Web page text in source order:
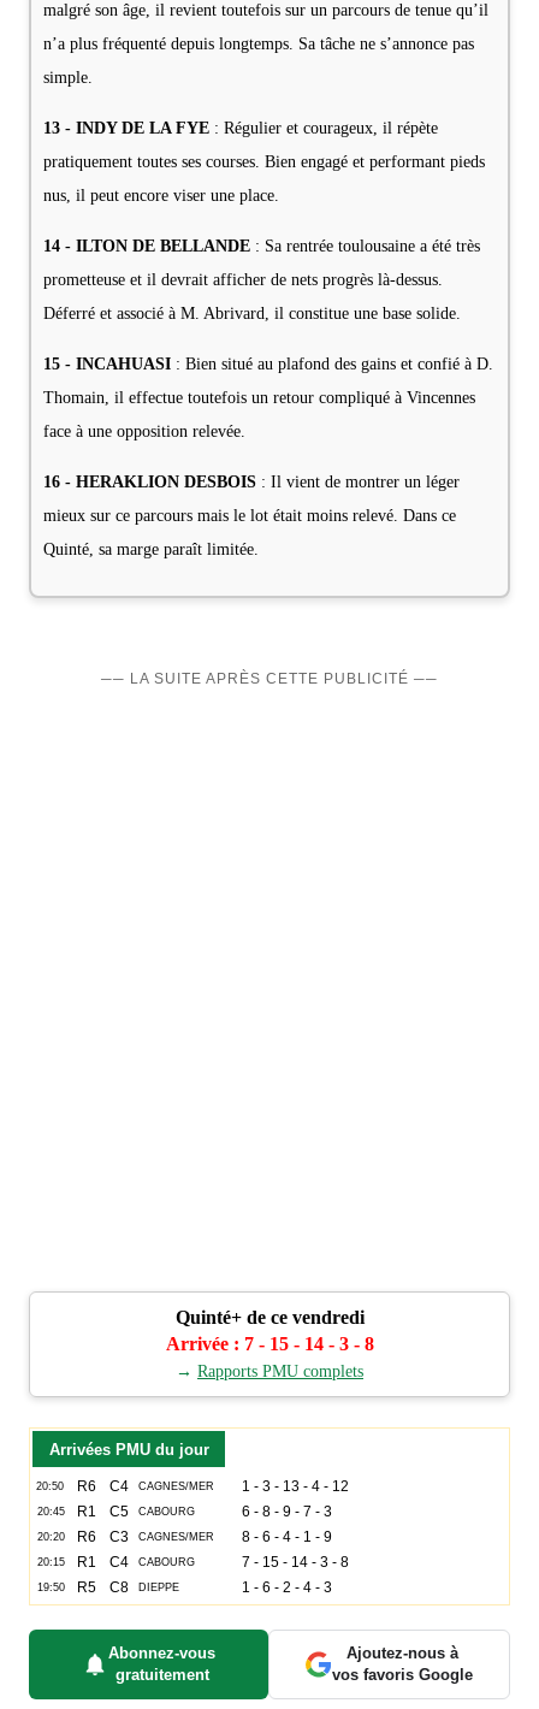
malgré son âge, il revient toutefois sur un parcours de tenue qu’il
n’a plus fréquenté depuis longtemps. Sa tâche ne s’annonce pas
simple.
13 - INDY DE LA FYE : Régulier et courageux, il répète
pratiquement toutes ses courses. Bien engagé et performant pieds
nus, il peut encore viser une place.
14 - ILTON DE BELLANDE : Sa rentrée toulousaine a été très
prometteuse et il devrait afficher de nets progrès là-dessus.
Déferré et associé à M. Abrivard, il constitue une base solide.
15 - INCAHUASI : Bien situé au plafond des gains et confié à D.
Thomain, il effectue toutefois un retour compliqué à Vincennes
face à une opposition relevée.
16 - HERAKLION DESBOIS : Il vient de montrer un léger
mieux sur ce parcours mais le lot était moins relevé. Dans ce
Quinté, sa marge paraît limitée.
── LA SUITE APRÈS CETTE PUBLICITÉ ──
Quinté+ de ce vendredi
Arrivée : 7 - 15 - 14 - 3 - 8
→ Rapports PMU complets
Arrivées PMU du jour
Abonnez-vous
gratuitement
Ajoutez-nous à
vos favoris Google